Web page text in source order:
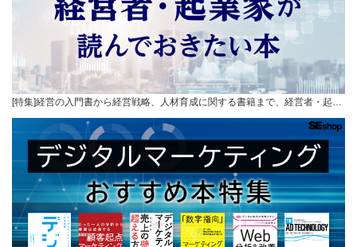
[特集]経営の入門書から経営戦略、人材育成に関する書籍まで、経営者・起…